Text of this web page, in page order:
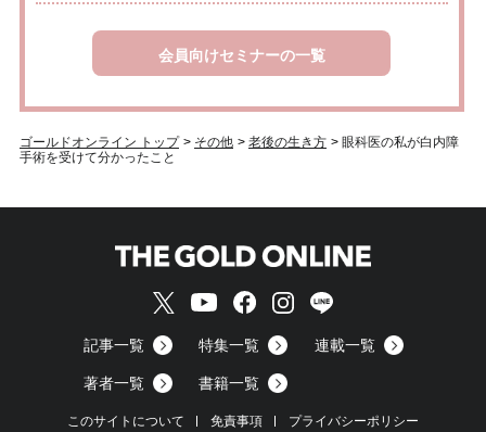
会員向けセミナーの一覧
ゴールドオンライン トップ > その他 > 老後の生き方 > 眼科医の私が白内障
手術を受けて分かったこと
記事一覧 特集一覧 連載一覧
著者一覧 書籍一覧
このサイトについて 免責事項 プライバシーポリシー